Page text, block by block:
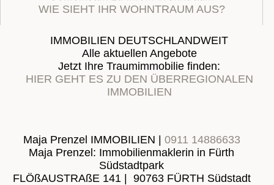
WIE SIEHT IHR WOHNTRAUM AUS?
IMMOBILIEN DEUTSCHLANDWEIT
Alle aktuellen Angebote
Jetzt Ihre Traumimmobilie finden:
HIER GEHT ES ZU DEN ÜBERREGIONALEN
IMMOBILIEN
Maja Prenzel IMMOBILIEN | 0911 14886633
Maja Prenzel: Immobilienmaklerin in Fürth
Südstadtpark
FLÖßAUSTRAßE 141 | 90763 FÜRTH Südstadt